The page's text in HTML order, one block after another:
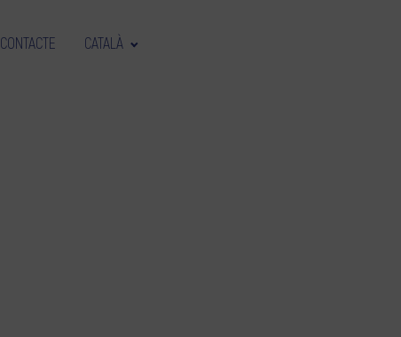
CONTACTE CATALÀ